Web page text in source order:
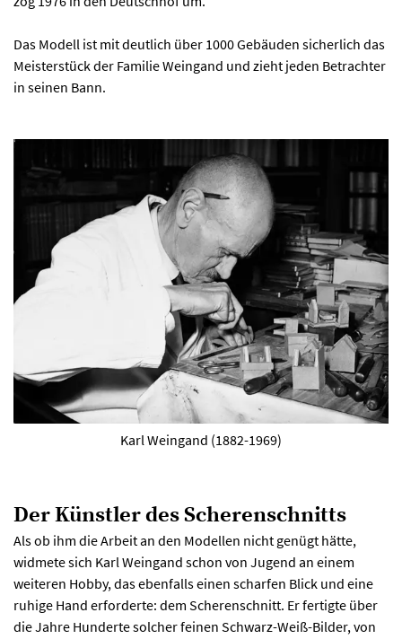
Das Modell ist mit deutlich über 1000 Gebäuden sicherlich das
Meisterstück der Familie Weingand und zieht jeden Betrachter
in seinen Bann.
Karl Weingand (1882-1969)
Der Künstler des Scherenschnitts
Als ob ihm die Arbeit an den Modellen nicht genügt hätte,
widmete sich Karl Weingand schon von Jugend an einem
weiteren Hobby, das ebenfalls einen scharfen Blick und eine
ruhige Hand erforderte: dem Scherenschnitt. Er fertigte über
die Jahre Hunderte solcher feinen Schwarz-Weiß-Bilder, von